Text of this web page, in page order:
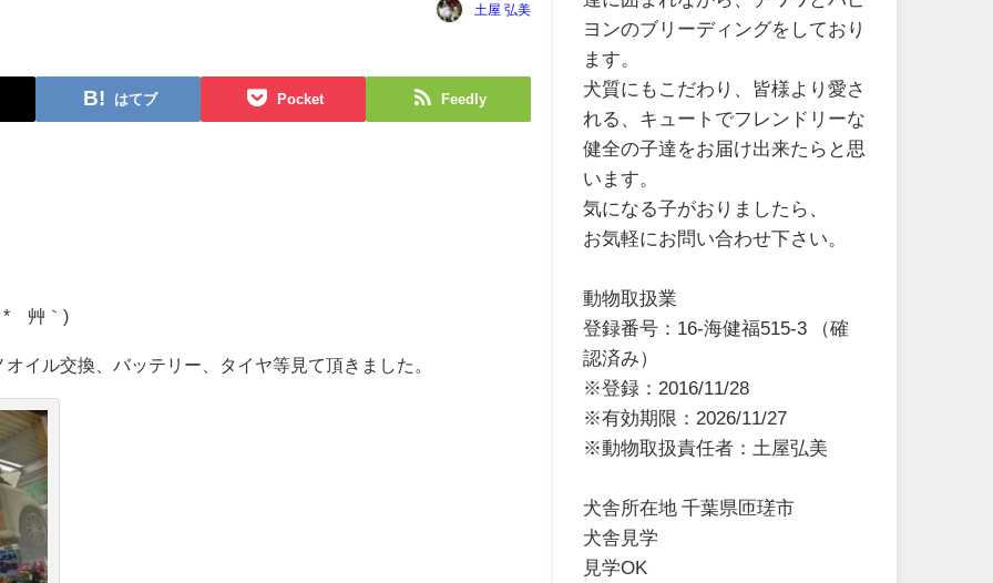
土屋 弘美
はてブ Pocket Feedly
*´艸｀)
イル交換、バッテリー、タイヤ等見て頂きました。
ヨンのブリーディングをしており
ます。
犬質にもこだわり、皆様より愛さ
れる、キュートでフレンドリーな
健全の子達をお届け出来たらと思
います。
気になる子がおりましたら、
お気軽にお問い合わせ下さい。
動物取扱業
登録番号：16-海健福515-3 （確
認済み）
※登録：2016/11/28
※有効期限：2026/11/27
※動物取扱責任者：土屋弘美
犬舎所在地 千葉県匝瑳市
犬舎見学
見学OK